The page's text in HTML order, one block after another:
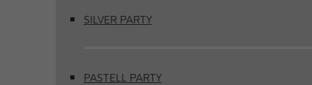
SILVER PARTY
PASTELL PARTY